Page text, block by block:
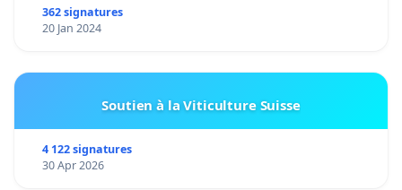
362 signatures
20 Jan 2024
Soutien à la Viticulture Suisse
4 122 signatures
30 Apr 2026